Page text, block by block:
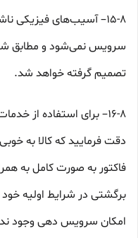
۱۵-۸– آسیب‏‌های فیزیکی
سرویس نمی‏‌شود و مطابق
تصمیم گرفته خواهد شد.
دقت فرمایید که کالا به
فاکتور به صورت کامل به
برگشتی در شرایط اولیه
امکان سرویس دهی وجود